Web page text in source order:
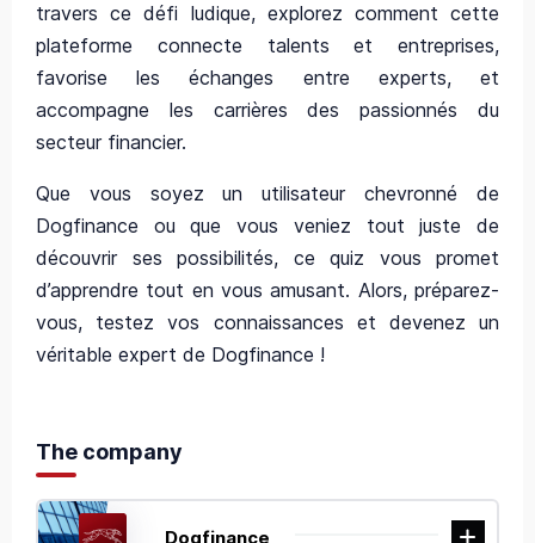
travers ce défi ludique, explorez comment cette
plateforme connecte talents et entreprises,
favorise les échanges entre experts, et
accompagne les carrières des passionnés du
secteur financier.
Que vous soyez un utilisateur chevronné de
Dogfinance ou que vous veniez tout juste de
découvrir ses possibilités, ce quiz vous promet
d’apprendre tout en vous amusant. Alors, préparez-
vous, testez vos connaissances et devenez un
véritable expert de Dogfinance !
The company
Dogfinance